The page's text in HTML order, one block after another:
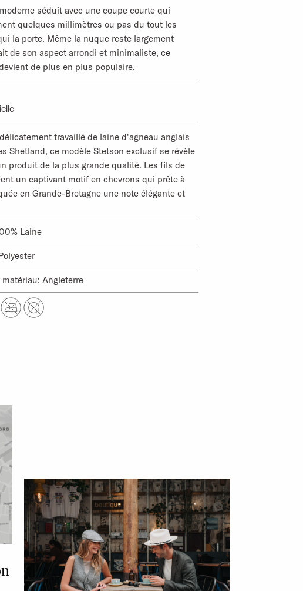
séduit avec une coupe courte qui
quelques millimètres ou pas du tout les
la porte. Même la nuque reste largement
de son aspect arrondi et minimaliste, ce
de plus en plus populaire.
travaillé de laine d'agneau anglais
Shetland, ce modèle Stetson exclusif se révèle
produit de la plus grande qualité. Les fils de
un captivant motif en chevrons qui prête à
en Grande-Bretagne une note élégante et
Laine
Angleterre